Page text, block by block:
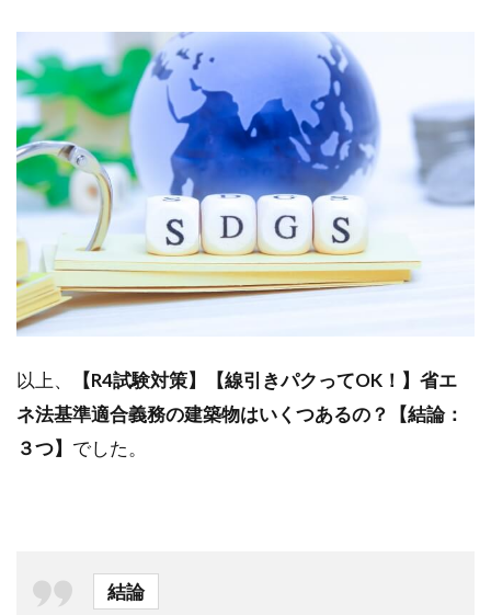
以上、
【R4試験対策】【線引きパクってOK！】省エ
ネ法基準適合義務の建築物はいくつあるの？【結論：
３つ】 でした。
結論